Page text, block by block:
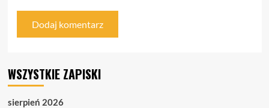
WSZYSTKIE ZAPISKI
sierpień 2026